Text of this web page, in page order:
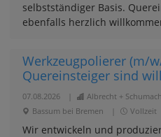
selbstständiger Basis.
ebenfalls herzlich
Werkzeugpolierer (m/
Quereinsteiger sind
07.08.2026 Albrecht +
Bassum bei Bremen
Vollzeit
Wir entwickeln und